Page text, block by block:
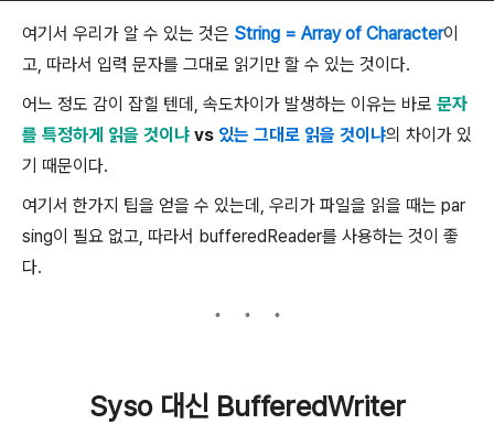
여기서 우리가 알 수 있는 것은 String = Array of Character이
고, 따라서 입력 문자를 그대로 읽기만 할 수 있는 것이다.
어느 정도 감이 잡힐 텐데, 속도차이가 발생하는 이유는 바로 문자
를 특정하게 읽을 것이냐 vs 있는 그대로 읽을 것이냐의 차이가 있
기 때문이다.
여기서 한가지 팁을 얻을 수 있는데, 우리가 파일을 읽을 때는 par
sing이 필요 없고, 따라서 bufferedReader를 사용하는 것이 좋
다.
Syso 대신 BufferedWriter